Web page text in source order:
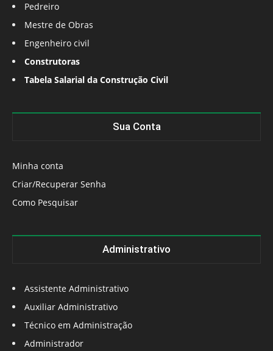
Pedreiro
Mestre de Obras
Engenheiro civil
Construtoras
Tabela Salarial da Construção Civil
Sua Conta
Minha conta
Criar/Recuperar Senha
Como Pesquisar
Administrativo
Assistente Administrativo
Auxiliar Administrativo
Técnico em Administração
Administrador